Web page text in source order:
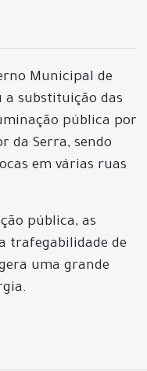
Municipal de
a substituição das
pública por
da Serra, sendo
em várias ruas
pública, as
trafegabilidade de
uma grande